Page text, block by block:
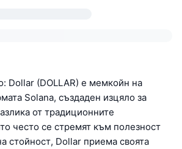
Dollar (DOLLAR) е мемкойн на
Solana, създаден изцяло за
от традиционните
често се стремят към полезност
стойност, Dollar приема своята